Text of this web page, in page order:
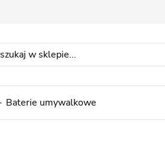
Baterie umywalkowe